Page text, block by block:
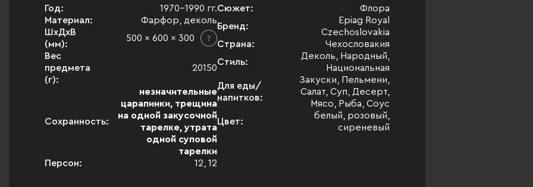
Год:
1970-1990 гг.
Материал:
Фарфор, деколь
ШхДхВ
(мм):
500 x 600 x 300
Вес
предмета
(г):
20150
Сохранность:
незначительные
царапинки, трещина
на одной закусочной
тарелке, утрата
одной суповой
тарелки
Персон:
12, 12
Сюжет:
Флора
Бренд:
Epiag Royal
Czechoslovakia
Страна:
Чехословакия
Стиль:
Деколь, Народный,
Национальная
Для еды/
напитков:
Закуски, Пельмени,
Салат, Суп, Десерт,
Мясо, Рыба, Соус
Цвет:
белый, розовый,
сиреневый